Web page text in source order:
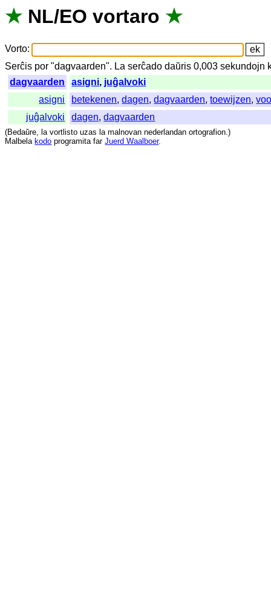
★ NL/EO vortaro ★
Vorto:
Serĉis por "dagvaarden". La serĉado daŭris 0,003sekundojn
dagvaarden
asigni, juĝalvoki
asigni
betekenen,dagen,dagvaarden,toewijzen,
juĝalvoki
dagen,dagvaarden
(Bedaŭre, la vortlisto uzas la malnovan nederlandan ortografion.)
Malbela kodo programita far Juerd Waalboer.